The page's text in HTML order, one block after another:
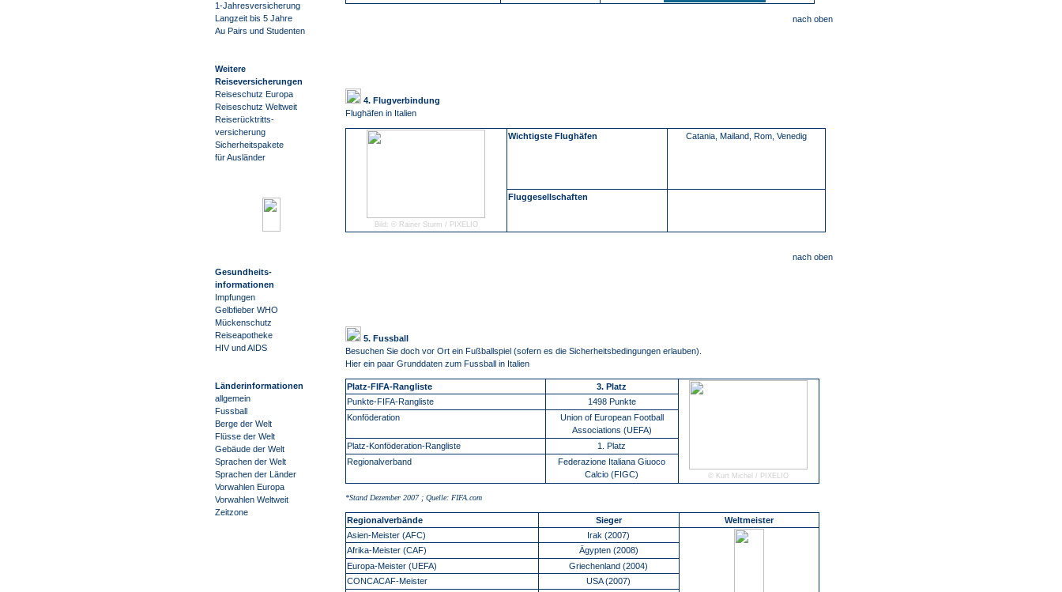
1-Jahresversicherung
Langzeit bis 5 Jahre
Au Pairs und Studenten
Weitere
Reiseversicherungen
Reiseschutz Europa
Reiseschutz Weltweit
Reiserücktritts-
versicherung
Sicherheitspakete
für Ausländer
Gesundheits-
informationen
Impfungen
Gelbfieber WHO
Mückenschutz
Reiseapotheke
HIV und AIDS
Länderinformationen
allgemein
Fussball
Berge der Welt
Flüsse der Welt
Gebäude der Welt
Sprachen der Welt
Sprachen der Länder
Vorwahlen Europa
Vorwahlen Weltweit
Zeitzone
nach oben
4. Flugverbindung
Flughäfen in Italien
Bild: © Rainer Sturm / PIXELIO
Wichtigste Flughäfen Catania, Mailand, Rom, Venedig
Fluggesellschaften
nach oben
5. Fussball
Besuchen Sie doch vor Ort ein Fußballspiel (sofern es die Sicherheitsbedingungen erlauben).
Hier ein paar Grunddaten zum Fussball in Italien
Platz-FIFA-Rangliste 3. Platz
© Kurt Michel / PIXELIO
Punkte-FIFA-Rangliste
1498 Punkte
Konföderation
Union of European Football
Associations (UEFA)
Platz-Konföderation-Rangliste
1. Platz
Regionalverband
Federazione Italiana Giuoco
Calcio (FIGC)
*Stand Dezember 2007 ; Quelle: FIFA.com
Regionalverbände Sieger
Weltmeister
Asien-Meister (AFC)
Irak (2007)
Afrika-Meister (CAF)
Ägypten (2008)
Europa-Meister (UEFA)
Griechenland (2004)
CONCACAF-Meister
USA (2007)